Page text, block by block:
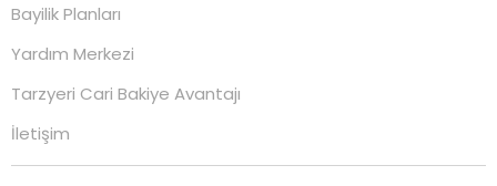
Bayilik Planları
Yardım Merkezi
Tarzyeri Cari Bakiye Avantajı
İletişim